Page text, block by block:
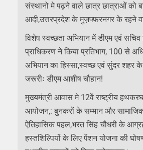
संस्थानो मे पढ़ने वाले छात्र छात्राओं को
आदी,उत्तरप्रदेश के मुज़फ्फरनगर के रहने
विशेष स्वच्छता अभियान में डीएम एवं सचिव
प्राधिकरण ने किया प्रतिभाग, 100 से
अभियान का हिस्सा,स्वच्छ एवं सुंदर शहर
जरूरीः डीएम आशीष चौहान!
मुख्यमंत्री आवास मे 12वें राष्ट्रीय
आयोजन,: बुनकरों के सम्मान और सामाजिक
ऐतिहासिक पहल,भरत सिंह चौधरी के
हस्तशिल्पियों के लिए पेंशन योजना की